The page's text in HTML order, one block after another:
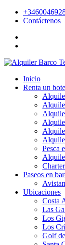
Contáctenos
Inicio
Renta un bote
Pesca
Paseos en
Ubicaciones
Costa
Las
Los
Los
Golf